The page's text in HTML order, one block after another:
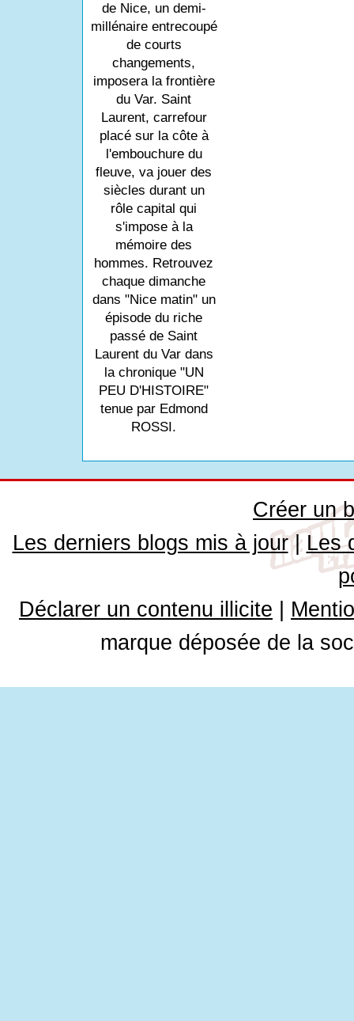
de Nice, un demi-
millénaire entrecoupé
de courts
changements,
imposera la frontière
du Var. Saint
Laurent, carrefour
placé sur la côte à
l'embouchure du
fleuve, va jouer des
siècles durant un
rôle capital qui
s'impose à la
mémoire des
hommes. Retrouvez
chaque dimanche
dans "Nice matin" un
épisode du riche
passé de Saint
Laurent du Var dans
la chronique "UN
PEU D'HISTOIRE"
tenue par Edmond
ROSSI.
Créer un
Les derniers blogs mis à jour| Les
Déclarer un contenu illicite
marque déposée de la